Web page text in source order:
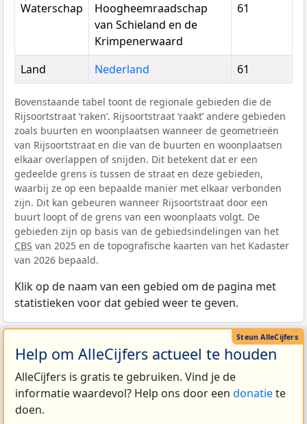
Waterschap
Hoogheemraadschap
van Schieland en de
Krimpenerwaard
61
Land Nederland 61
Bovenstaande tabel toont de regionale gebieden die de
Rijsoortstraat ‘raken’. Rijsoortstraat ‘raakt’ andere gebieden
zoals buurten en woonplaatsen wanneer de geometrieën
van Rijsoortstraat en die van de buurten en woonplaatsen
elkaar overlappen of snijden. Dit betekent dat er een
gedeelde grens is tussen de straat en deze gebieden,
waarbij ze op een bepaalde manier met elkaar verbonden
zijn. Dit kan gebeuren wanneer Rijsoortstraat door een
buurt loopt of de grens van een woonplaats volgt. De
gebieden zijn op basis van de gebiedsindelingen van het
CBS van 2025 en de topografische kaarten van het Kadaster
van 2026 bepaald.
Klik op de naam van een gebied om de pagina met
statistieken voor dat gebied weer te geven.
Help om AlleCijfers actueel te houden
AlleCijfers is gratis te gebruiken. Vind je de
informatie waardevol? Help ons door een donatiete
doen.